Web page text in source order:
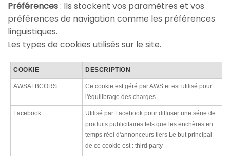
Préférences: Ils stockent vos paramètres et vos
préférences de navigation comme les préférences
linguistiques.
Les types de cookies utilisés sur le site.
COOKIE DESCRIPTION
AWSALBCORS
Ce cookie est géré par AWS et est utilisé pour
l'équilibrage des charges.
Facebook
Utilisé par Facebook pour diffuser une série de
produits publicitaires tels que les enchères en
temps réel d'annonceurs tiers Le but principal
de ce cookie est : third party